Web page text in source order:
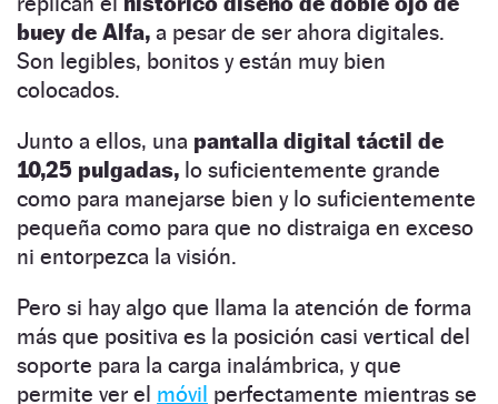
buey de Alfa, a pesar de ser ahora digitales.
Son legibles, bonitos y están muy bien
colocados.
Junto a ellos, una pantalla digital táctil de
10,25 pulgadas, lo suficientemente grande
como para manejarse bien y lo suficientemente
pequeña como para que no distraiga en exceso
ni entorpezca la visión.
Pero si hay algo que llama la atención de forma
más que positiva es la posición casi vertical del
soporte para la carga inalámbrica, y que
permite ver el móvil perfectamente mientras se